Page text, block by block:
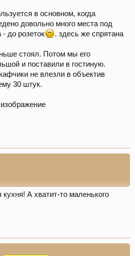
в основном, когда
довольно много места под
до розеток
. здесь же спрятана
стоял. Потом мы его
и поставили в гостиную.
не влезли в объектив
30 штук.
А хватит-то маленького